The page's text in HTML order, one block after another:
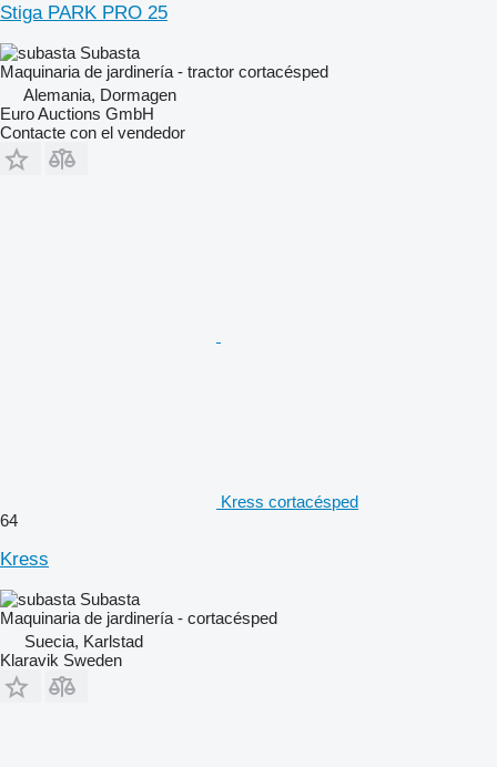
Stiga PARK PRO 25
Subasta
Maquinaria de jardinería - tractor cortacésped
Alemania, Dormagen
Euro Auctions GmbH
Contacte con el vendedor
Kress cortacésped
64
Kress
Subasta
Maquinaria de jardinería - cortacésped
Suecia, Karlstad
Klaravik Sweden